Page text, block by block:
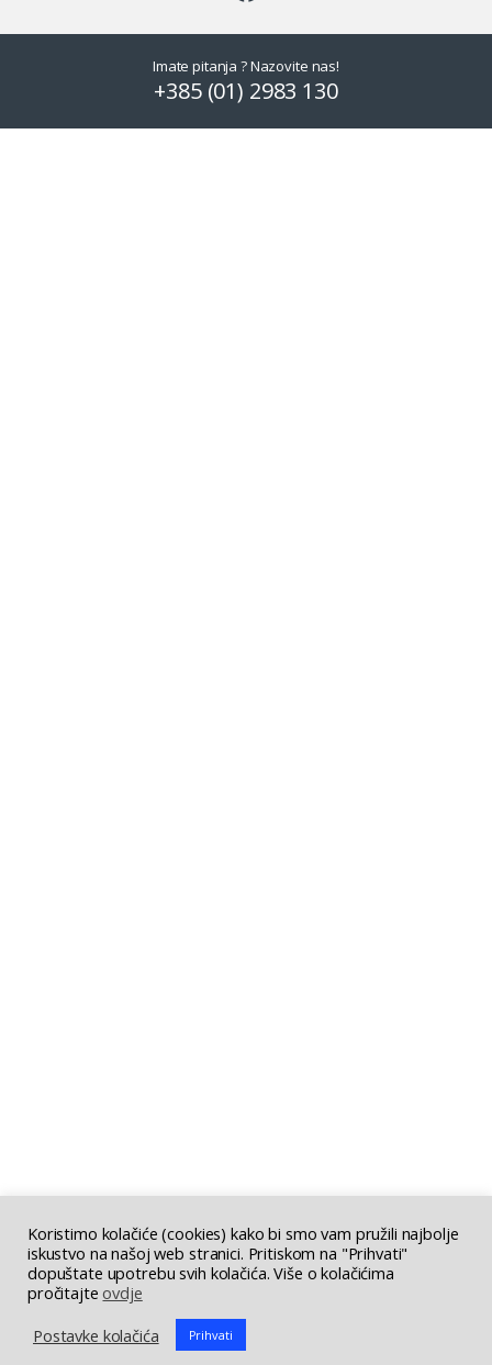
Imate pitanja ? Nazovite nas!
+385 (01) 2983 130
Koristimo kolačiće (cookies) kako bi smo vam pružili najbolje
iskustvo na našoj web stranici. Pritiskom na "Prihvati"
dopuštate upotrebu svih kolačića. Više o kolačićima
pročitajteovdje
Postavke kolačića
Prihvati